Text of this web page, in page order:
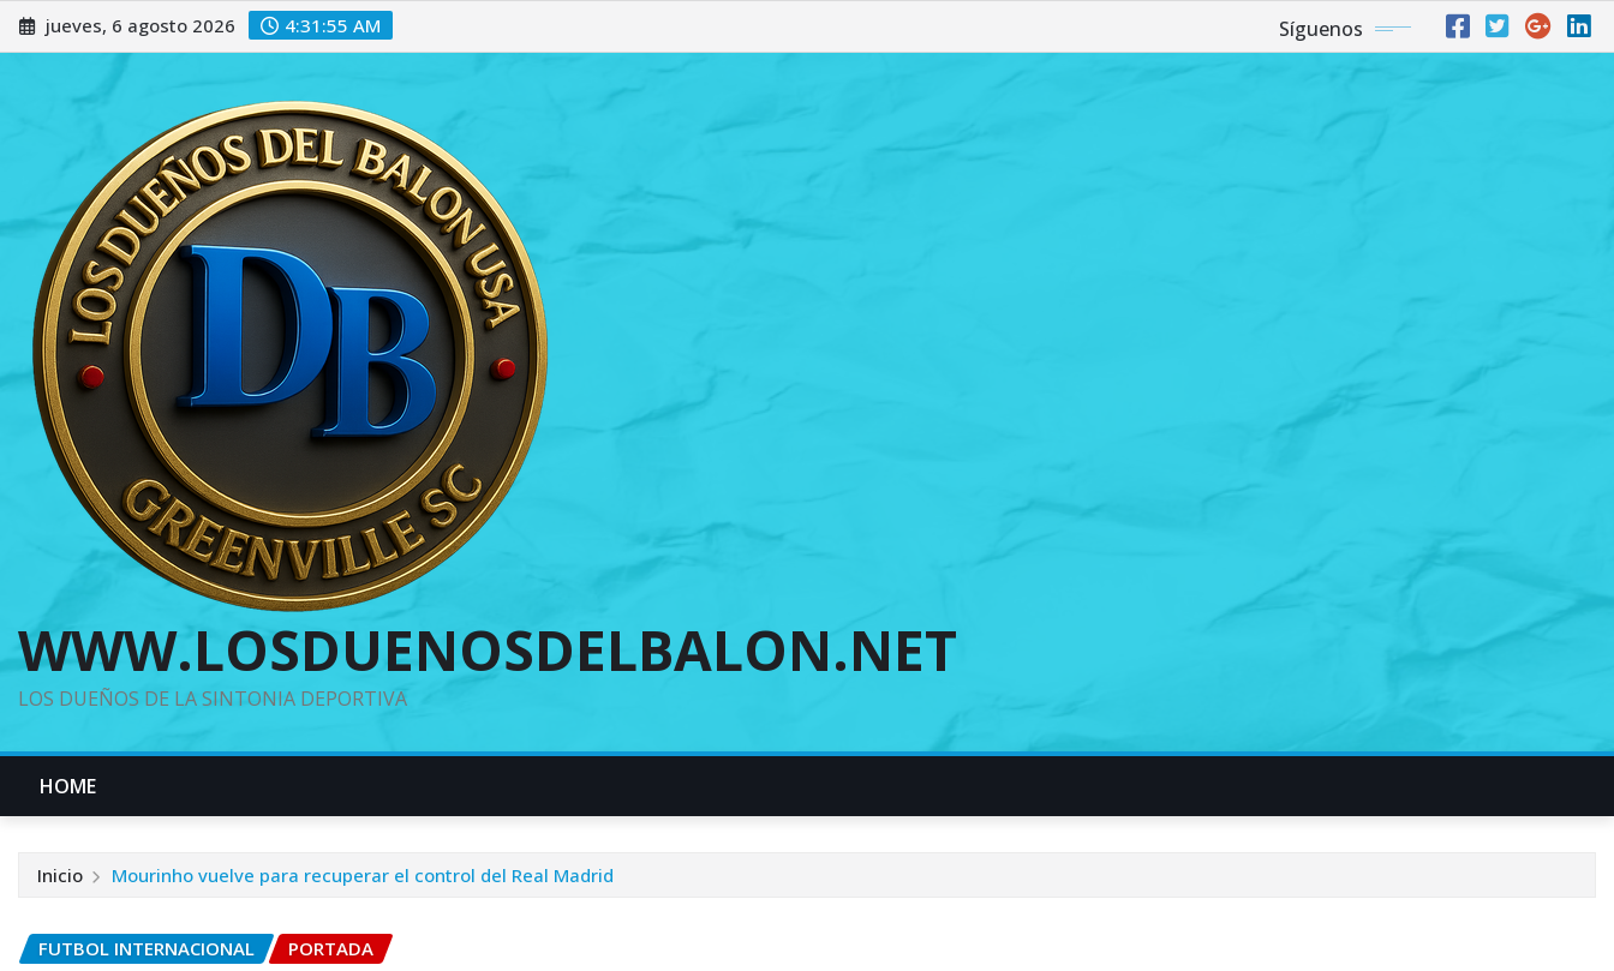
Saltar
al
jueves, 6 agosto 2026 4:31:57 AM Síguenos
WWW.LOSDUENOSDELBALON.NET
LOS DUEÑOS DE LA SINTONIA DEPORTIVA
HOME
Inicio Mourinho vuelve para recuperar el control del Real Madrid
FUTBOL INTERNACIONAL PORTADA